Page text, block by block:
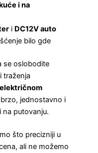
i na
i DC12V auto
bilo gde
se oslobodite
traženja
jednostavno i
na putovanju.
što precizniji u
ali ne možemo